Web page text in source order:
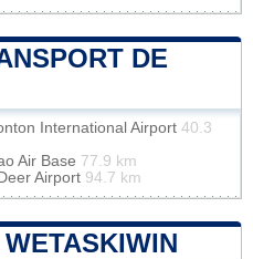
DE
International Airport 40.3
Air Base 77.9 km
Airport 94.7 km